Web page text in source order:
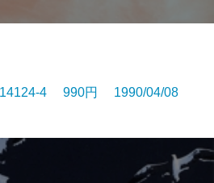
4 990円 1990/04/08